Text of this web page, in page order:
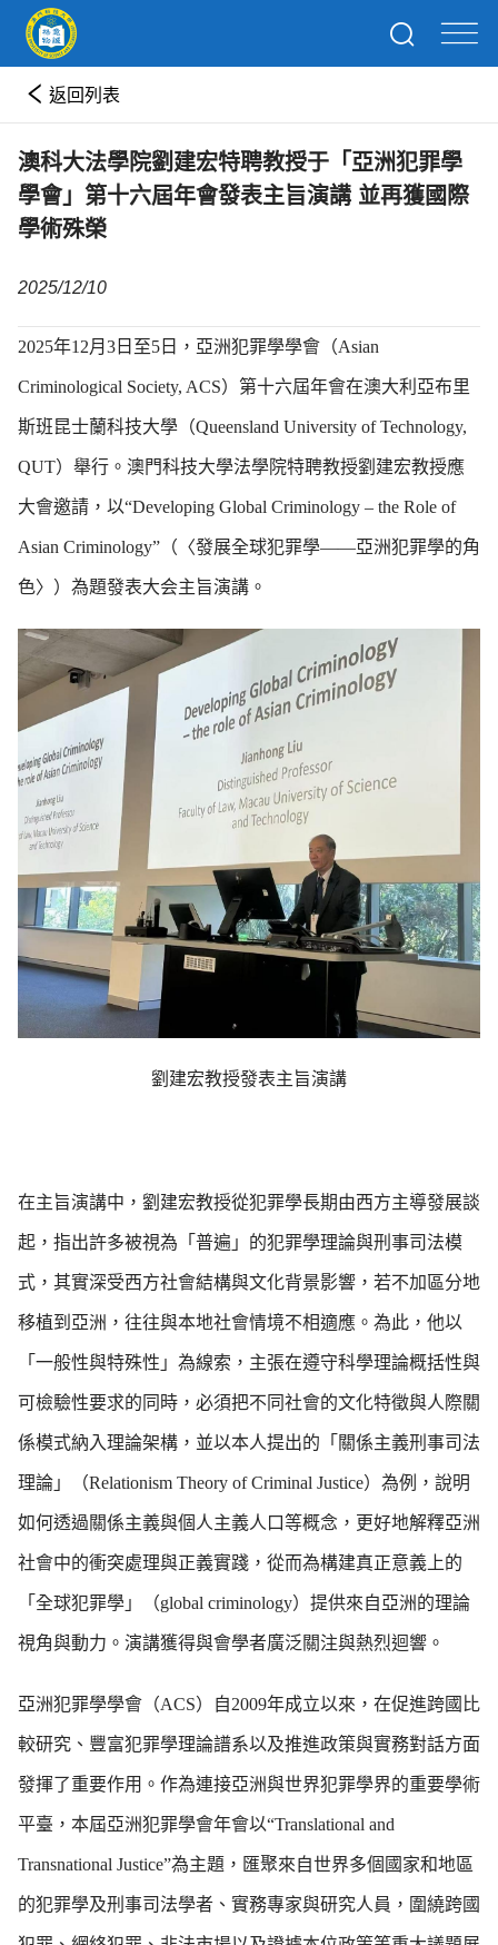
返回列表
澳科大法學院劉建宏特聘教授于「亞洲犯罪學
學會」第十六屆年會發表主旨演講 並再獲國際
學術殊榮
2025/12/10
2025年12月3日至5日，亞洲犯罪學學會（Asian
Criminological Society, ACS）第十六屆年會在澳大利亞布里
斯班昆士蘭科技大學（Queensland University of Technology,
QUT）舉行。澳門科技大學法學院特聘教授劉建宏教授應
大會邀請，以“Developing Global Criminology – the Role of
Asian Criminology”（〈發展全球犯罪學——亞洲犯罪學的角
色〉）為題發表大会主旨演講。
劉建宏教授發表主旨演講
在主旨演講中，劉建宏教授從犯罪學長期由西方主導發展談
起，指出許多被視為「普遍」的犯罪學理論與刑事司法模
式，其實深受西方社會結構與文化背景影響，若不加區分地
移植到亞洲，往往與本地社會情境不相適應。為此，他以
「一般性與特殊性」為線索，主張在遵守科學理論概括性與
可檢驗性要求的同時，必須把不同社會的文化特徵與人際關
係模式納入理論架構，並以本人提出的「關係主義刑事司法
理論」（Relationism Theory of Criminal Justice）為例，說明
如何透過關係主義與個人主義人口等概念，更好地解釋亞洲
社會中的衝突處理與正義實踐，從而為構建真正意義上的
「全球犯罪學」（global criminology）提供來自亞洲的理論
視角與動力。演講獲得與會學者廣泛關注與熱烈迴響。
亞洲犯罪學學會（ACS）自2009年成立以來，在促進跨國比
較研究、豐富犯罪學理論譜系以及推進政策與實務對話方面
發揮了重要作用。作為連接亞洲與世界犯罪學界的重要學術
平臺，本屆亞洲犯罪學會年會以“Translational and
Transnational Justice”為主題，匯聚來自世界多個國家和地區
的犯罪學及刑事司法學者、實務專家與研究人員，圍繞跨國